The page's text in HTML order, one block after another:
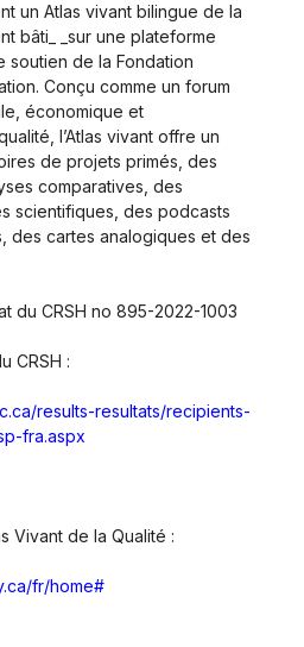
un Atlas vivant bilingue de la
bâti_ _sur une plateforme
de la Fondation
Conçu comme un forum
économique et
l’Atlas vivant offre un
de projets primés, des
comparatives, des
scientifiques, des podcasts
des cartes analogiques et des
du CRSH no 895-2022-1003
CRSH :
results-resultats/recipients-
fra.aspx
Vivant de la Qualité :
fr/home#